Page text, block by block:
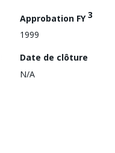
Approbation FY3
1999
Date de clôture
N/A